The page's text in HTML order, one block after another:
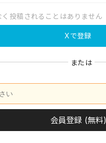
投稿されることはありません
Xで登録
または
会員登録 (無料)